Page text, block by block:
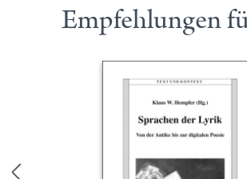
Empfehlungen